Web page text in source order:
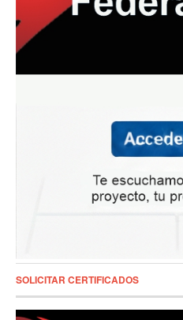
SOLICITAR CERTIFICADOS